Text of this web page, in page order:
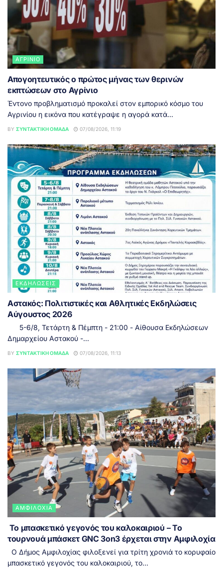
ΑΓΡΊΝΙΟ
Απογοητευτικός ο πρώτος μήνας των θερινών
εκπτώσεων στο Αγρίνιο
Έντονο προβληματισμό προκαλεί στον εμπορικό κόσμο του
Αγρινίου η εικόνα που κατέγραψε η αγορά κατά...
BY ΣΥΝΤΑΚΤΙΚΉ ΟΜΆΔΑ 07/08/2026, 11:19
ΕΚΔΗΛΏΣΕΙΣ
Αστακός: Πολιτιστικές και Αθλητικές Εκδηλώσεις
Αύγουστος 2026
5-6/8, Τετάρτη & Πέμπτη - 21:00 - Αίθουσα Εκδηλώσεων
Δημαρχείου Αστακού -...
BY ΣΥΝΤΑΚΤΙΚΉ ΟΜΆΔΑ 07/08/2026, 11:13
ΑΜΦΙΛΟΧΊΑ
Το μπασκετικό γεγονός του καλοκαιριού – Το
τουρνουά μπάσκετ GNC 3on3 έρχεται στην Αμφιλοχία
Ο Δήμος Αμφιλοχίας φιλοξενεί για τρίτη χρονιά το κορυφαίο
μπασκετικό γεγονός του καλοκαιριού, το...